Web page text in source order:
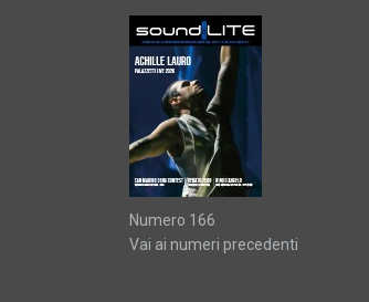
Numero 166
Vai ai numeri precedenti